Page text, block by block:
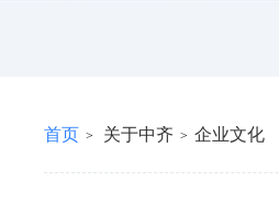
首页 > 关于中齐 > 企业文化